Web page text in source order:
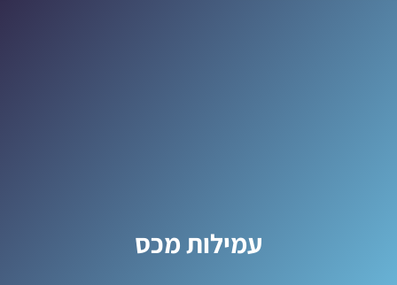
עמילות מכס